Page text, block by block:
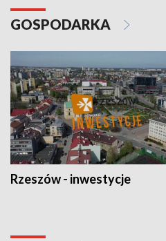
GOSPODARKA
Rzeszów - inwestycje